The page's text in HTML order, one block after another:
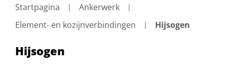
Startpagina
Ankerwerk
Element- en kozijnverbindingen
Hijsogen
Hijsogen